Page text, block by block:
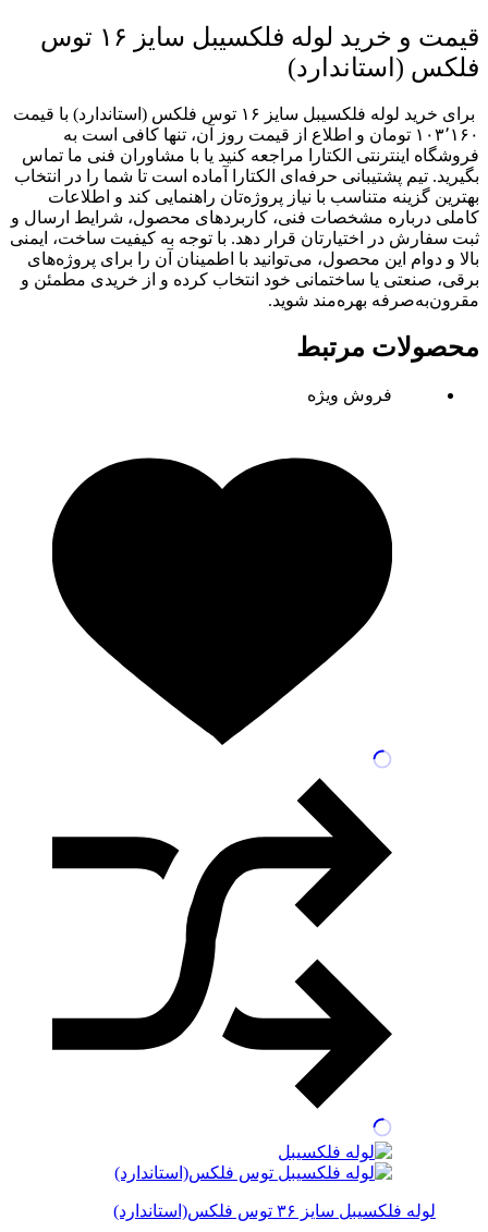
قیمت و خرید لوله فلکسیبل سایز ۱۶ توس
فلکس (استاندارد)
برای خرید لوله فلکسیبل سایز ۱۶ توس فلکس (استاندارد) با قیمت
۱۰۳٬۱۶۰ تومان و اطلاع از قیمت روز آن، تنها کافی است به
فروشگاه اینترنتی الکتارا مراجعه کنید یا با مشاوران فنی ما تماس
بگیرید. تیم پشتیبانی حرفه‌ای الکتارا آماده است تا شما را در انتخاب
بهترین گزینه متناسب با نیاز پروژه‌تان راهنمایی کند و اطلاعات
کاملی درباره مشخصات فنی، کاربردهای محصول، شرایط ارسال و
ثبت سفارش در اختیارتان قرار دهد. با توجه به کیفیت ساخت، ایمنی
بالا و دوام این محصول، می‌توانید با اطمینان آن را برای پروژه‌های
برقی، صنعتی یا ساختمانی خود انتخاب کرده و از خریدی مطمئن و
مقرون‌به‌صرفه بهره‌مند شوید.
محصولات مرتبط
فروش ویژه
لوله فلکسیبل سایز ۳۶ توس فلکس(استاندارد)